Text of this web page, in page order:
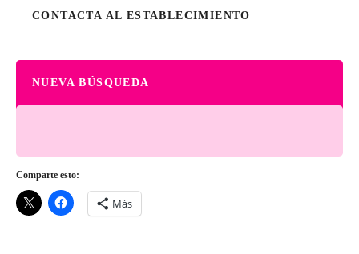
CONTACTA AL ESTABLECIMIENTO
NUEVA BÚSQUEDA
Comparte esto:
Más